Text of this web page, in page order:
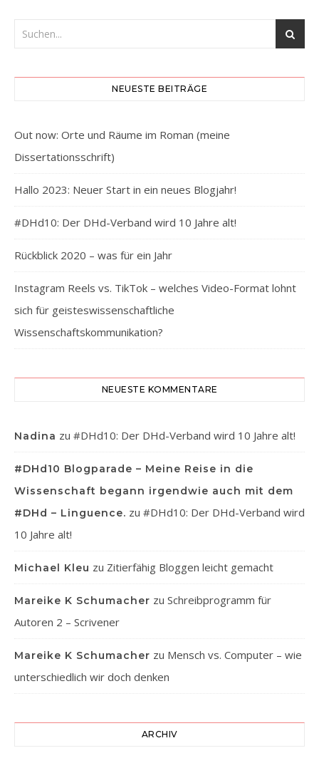
NEUESTE BEITRÄGE
Out now: Orte und Räume im Roman (meine
Dissertationsschrift)
Hallo 2023: Neuer Start in ein neues Blogjahr!
#DHd10: Der DHd-Verband wird 10 Jahre alt!
Rückblick 2020 – was für ein Jahr
Instagram Reels vs. TikTok – welches Video-Format lohnt
sich für geisteswissenschaftliche
Wissenschaftskommunikation?
NEUESTE KOMMENTARE
Nadina zu #DHd10: Der DHd-Verband wird 10 Jahre alt!
#DHd10 Blogparade – Meine Reise in die
Wissenschaft begann irgendwie auch mit dem
#DHd – Linguence. zu #DHd10: Der DHd-Verband wird
10 Jahre alt!
Michael Kleu zu Zitierfähig Bloggen leicht gemacht
Mareike K Schumacher zu Schreibprogramm für
Autoren 2 – Scrivener
Mareike K Schumacher zu Mensch vs. Computer – wie
unterschiedlich wir doch denken
ARCHIV